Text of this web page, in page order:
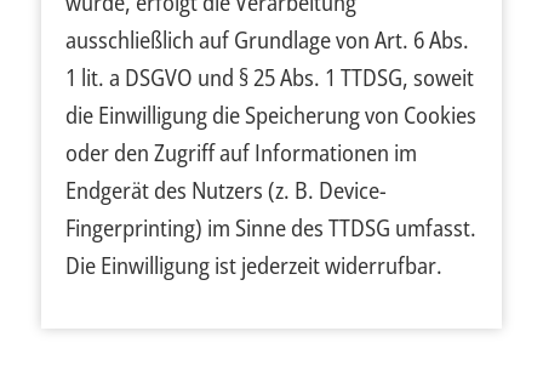
ausschließlich auf Grundlage von Art. 6 Abs.
1 lit. a DSGVO und § 25 Abs. 1 TTDSG, soweit
die Einwilligung die Speicherung von Cookies
oder den Zugriff auf Informationen im
Endgerät des Nutzers (z. B. Device-
Fingerprinting) im Sinne des TTDSG umfasst.
Die Einwilligung ist jederzeit widerrufbar.